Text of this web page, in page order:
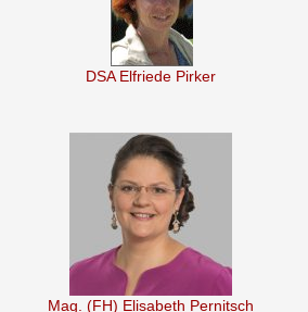
DSA Elfriede Pirker
Mag. (FH) Elisabeth Pernitsch